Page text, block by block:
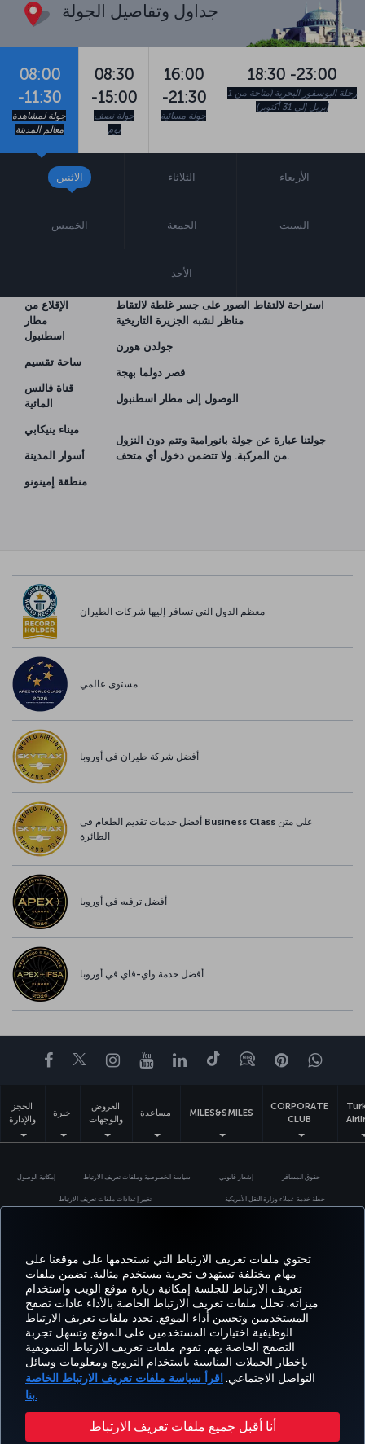
تحتوي ملفات تعريف الارتباط التي نستخدمها على موقعنا على
مهام مختلفة تستهدف تجربة مستخدم مثالية. تضمن ملفات
تعريف الارتباط للجلسة إمكانية زيارة موقع الويب واستخدام
ميزاته. تحلل ملفات تعريف الارتباط الخاصة بالأداء عادات تصفح
المستخدمين وتحسن أداء الموقع. تحدد ملفات تعريف الارتباط
الوظيفية اختيارات المستخدمين على الموقع وتسهل تجربة
التصفح الخاصة بهم. تقوم ملفات تعريف الارتباط التسويقية
بإخطار الحملات المناسبة باستخدام الترويج ومعلومات وسائل
التواصل الاجتماعي. اقرأ سياسة ملفات تعريف الارتباط الخاصة
بنا.
أنا أقبل جميع ملفات تعريف الارتباط
جداول وتفاصيل الجولة
08:00
-11:30
جولة لمشاهدة
معالم المدينة
08:30
-15:00
جولة نصف
يوم
16:00
-21:30
جولة مسائية
18:30 -23:00
رحلة البوسفور البحرية (متاحة من 1
إبريل إلى 31 أكتوبر)
الاثنين الثلاثاء الأربعاء
الخميس الجمعة السبت
الأحد
الإقلاع من
مطار
اسطنبول
ساحة تقسيم
قناة فالنس
المائية
ميناء ينيكابي
أسوار المدينة
منطقة إمينونو
استراحة لالتقاط الصور على جسر غلطة لالتقاط
مناظر لشبه الجزيرة التاريخية
جولدن هورن
قصر دولما بهجة
الوصول إلى مطار اسطنبول
جولتنا عبارة عن جولة بانورامية وتتم دون النزول
من المركبة. ولا تتضمن دخول أي متحف.
معظم الدول التي تسافر إليها شركات الطيران
مستوى عالمي
أفضل شركة طيران في أوروبا
أفضل خدمات تقديم الطعام في Business Class على متن
الطائرة
أفضل ترفيه في أوروبا
أفضل خدمة واي-فاي في أوروبا
Facebook
TwitterInstagram
YouTubeLinkedIn
تيك توكBlogPinterest
الحجز
والإدارة
خبرة
العروض
والوجهات
مساعدة MILES&SMILES
CORPORATE
CLUB
إمكانية الوصول سياسة الخصوصية وملفات تعريف الارتباط إشعار قانوني حقوق المسافر
تغيير إعدادات ملفات تعريف الارتباط خطة خدمة عملاء وزارة النقل الأمريكية